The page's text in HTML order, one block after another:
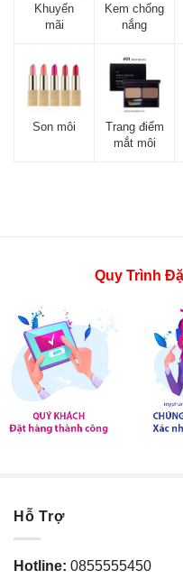
Khuyến
mãi
Kem chống
nắng
Son môi
Trang điểm
mắt môi
Quy Trình
Hỗ Trợ
Hotline: 0855555450